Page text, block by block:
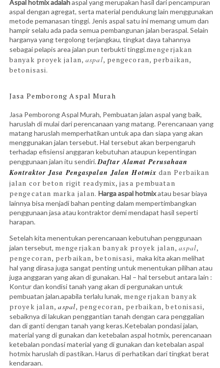
Aspal hotmix adalahaspal yang merupakan hasil dari pencampuran
aspal dengan agregat, serta material pendukung lain menggunakan
metode pemanasan tinggi. Jenis aspal satu ini memang umum dan
hampir selalu ada pada semua pembangunan jalan beraspal. Selain
harganya yang tergolong terjangkau, tingkat daya tahannya
sebagai pelapis area jalan pun terbukti tinggi.mengerjakan
banyak proyek jalan,aspal, pengecoran, perbaikan,
betonisasi.
Jasa Pemborong Aspal Murah
Jasa Pemborong Aspal Murah, Pembuatan jalan aspal yang baik,
haruslah di mulai dari perencanaan yang matang. Perencanaan yang
matang haruslah memperhatikan untuk apa dan siapa yang akan
menggunakan jalan tersebut. Hal tersebut akan berpengaruh
terhadap efisiensi anggaran kebutuhan ataupun kepentingan
penggunaan jalan itu sendiri.Daftar Alamat Perusahaan
Kontraktor JasaPengaspalan Jalan Hotmix dan Perbaikan
jalan cor beton rigit readymix, jasa pembuatan
pengecatan marka jalan. Harga aspal hotmixatau besar biaya
lainnya bisa menjadi bahan penting dalam mempertimbangkan
penggunaan jasa atau kontraktor demi mendapat hasil seperti
harapan.
Setelah kita menentukan perencanaan kebutuhan penggunaan
jalan tersebut, mengerjakan banyak proyek jalan,aspal,
pengecoran, perbaikan, betonisasi, maka kita akan melihat
hal yang dirasa juga sangat penting untuk menentukan pilihan atau
juga anggaran yang akan di gunakan. Hal – hal tersebut antara lain :
Kontur dan kondisi tanah yang akan di pergunakan untuk
pembuatan jalan.apabila terlalu lunak, mengerjakan banyak
proyek jalan,aspal, pengecoran, perbaikan, betonisasi,
sebaiknya di lakukan penggantian tanah dengan cara penggalian
dan di ganti dengan tanah yang keras.Ketebalan pondasi jalan,
material yang di gunakan dan ketebalan aspal hotmix, perencanaan
ketebalan pondasi material yang di gunakan dan ketebalan aspal
hotmix haruslah di pastikan. Harus di perhatikan dari tingkat berat
kendaraan.